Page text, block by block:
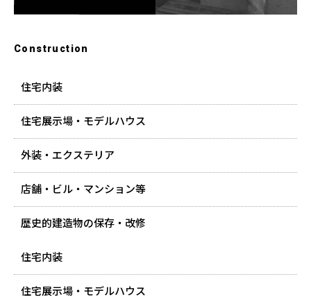
Construction
住宅内装
住宅展示場・モデルハウス
外装・エクステリア
店舗・ビル・マンション等
歴史的建造物の保存・改修
住宅内装
住宅展示場・モデルハウス